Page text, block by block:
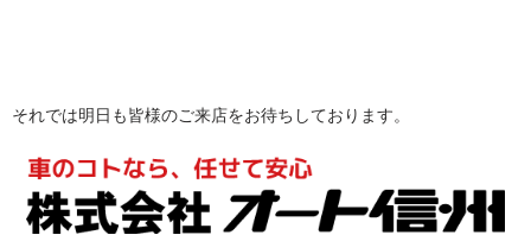
それでは明日も皆様のご来店をお待ちしております。